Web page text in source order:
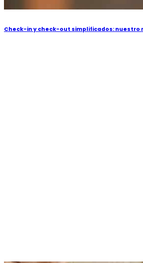
Check-in y check-out simplificados: nuestro